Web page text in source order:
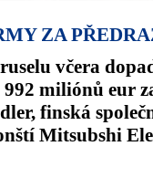
ZA
včera
miliónů eur
finská
Mitsubshi